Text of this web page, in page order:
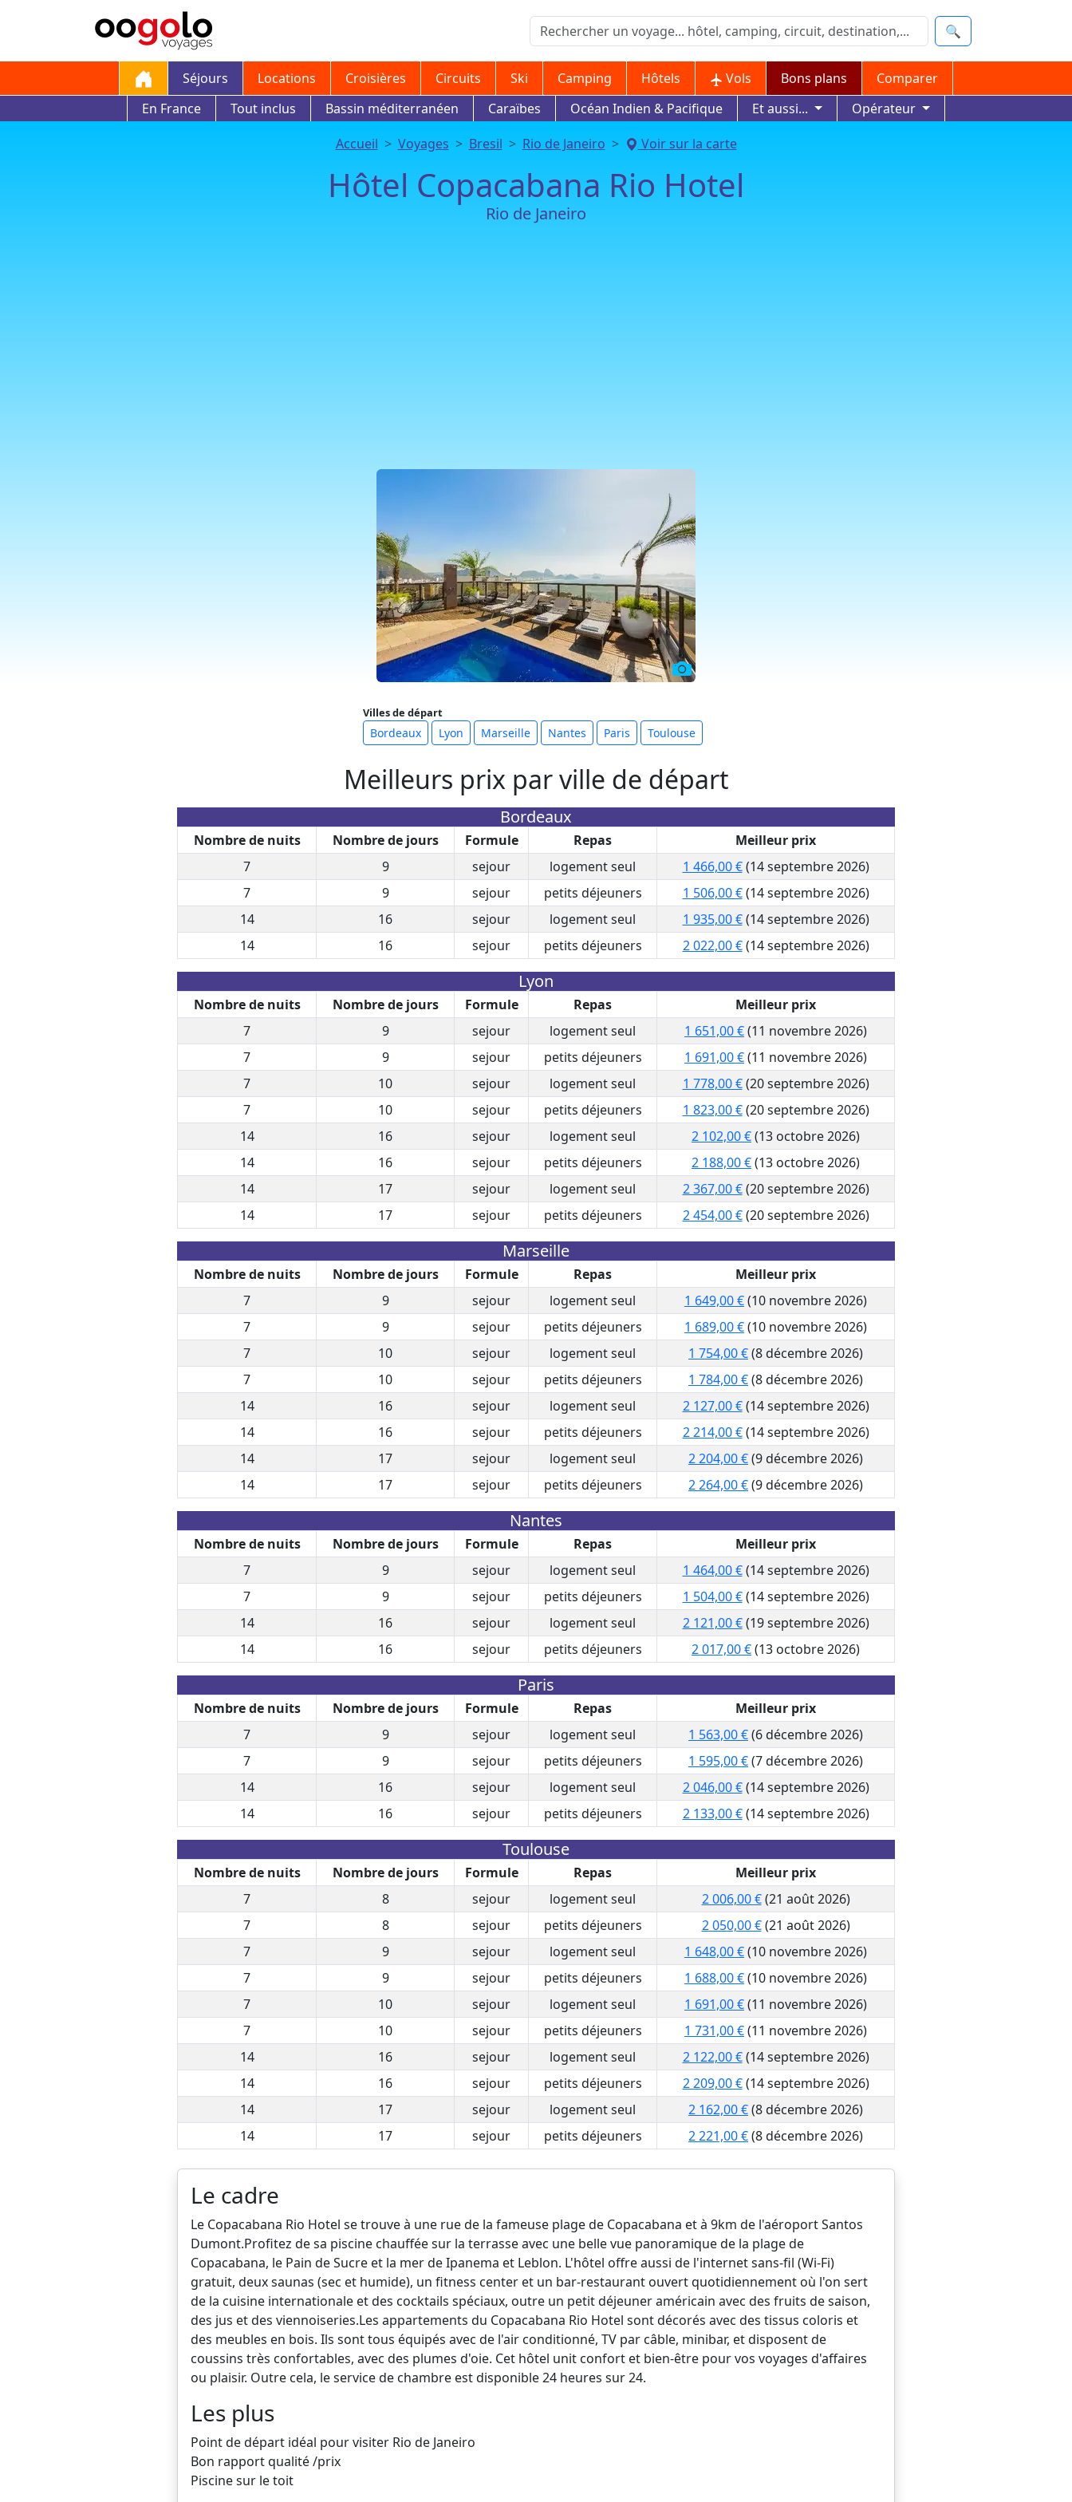
🔍
Séjours Locations Croisières Circuits Ski Camping Hôtels Vols Bons plans
Comparer
En France
Tout inclus Bassin méditerranéen Caraïbes Océan Indien & Pacifique Et aussi...
Opérateur
Accueil
Voyages Bresil Rio de Janeiro Voir sur la carte
Hôtel Copacabana Rio Hotel
Rio de Janeiro
Villes de départ
Bordeaux Lyon Marseille Nantes Paris Toulouse
Meilleurs prix par ville de départ
Bordeaux
Nombre de nuits Nombre de jours Formule Repas
Meilleur prix
7
9 sejour logement seul 1 466,00 €(14 septembre 2026)
7
9 sejour petits déjeuners 1 506,00 €(14 septembre 2026)
14
16 sejour logement seul 1 935,00 €(14 septembre 2026)
14
16 sejour petits déjeuners 2 022,00 €(14 septembre 2026)
Lyon
Nombre de nuits Nombre de jours Formule Repas
Meilleur prix
7
9 sejour logement seul 1 651,00 €(11 novembre 2026)
7
9 sejour petits déjeuners 1 691,00 €(11 novembre 2026)
7
10 sejour logement seul 1 778,00 €(20 septembre 2026)
7
10 sejour petits déjeuners 1 823,00 €(20 septembre 2026)
14
16 sejour logement seul 2 102,00 €(13 octobre 2026)
14
16 sejour petits déjeuners 2 188,00 €(13 octobre 2026)
14
17 sejour logement seul 2 367,00 €(20 septembre 2026)
14
17 sejour petits déjeuners 2 454,00 €(20 septembre 2026)
Marseille
Nombre de nuits Nombre de jours Formule Repas
Meilleur prix
7
9 sejour logement seul 1 649,00 €(10 novembre 2026)
7
9 sejour petits déjeuners 1 689,00 €(10 novembre 2026)
7
10 sejour logement seul 1 754,00 €(8 décembre 2026)
7
10 sejour petits déjeuners 1 784,00 €(8 décembre 2026)
14
16 sejour logement seul 2 127,00 €(14 septembre 2026)
14
16 sejour petits déjeuners 2 214,00 €(14 septembre 2026)
14
17 sejour logement seul 2 204,00 €(9 décembre 2026)
14
17 sejour petits déjeuners 2 264,00 €(9 décembre 2026)
Nantes
Nombre de nuits Nombre de jours Formule Repas
Meilleur prix
7
9 sejour logement seul 1 464,00 €(14 septembre 2026)
7
9 sejour petits déjeuners 1 504,00 €(14 septembre 2026)
14
16 sejour logement seul 2 121,00 €(19 septembre 2026)
14
16 sejour petits déjeuners 2 017,00 €(13 octobre 2026)
Paris
Nombre de nuits Nombre de jours Formule Repas
Meilleur prix
7
9 sejour logement seul 1 563,00 €(6 décembre 2026)
7
9 sejour petits déjeuners 1 595,00 €(7 décembre 2026)
14
16 sejour logement seul 2 046,00 €(14 septembre 2026)
14
16 sejour petits déjeuners 2 133,00 €(14 septembre 2026)
Toulouse
Nombre de nuits Nombre de jours Formule Repas
Meilleur prix
7
8 sejour logement seul 2 006,00 €(21 août 2026)
7
8 sejour petits déjeuners 2 050,00 €(21 août 2026)
7
9 sejour logement seul 1 648,00 €(10 novembre 2026)
7
9 sejour petits déjeuners 1 688,00 €(10 novembre 2026)
7
10 sejour logement seul 1 691,00 €(11 novembre 2026)
7
10 sejour petits déjeuners 1 731,00 €(11 novembre 2026)
14
16 sejour logement seul 2 122,00 €(14 septembre 2026)
14
16 sejour petits déjeuners 2 209,00 €(14 septembre 2026)
14
17 sejour logement seul 2 162,00 €(8 décembre 2026)
14
17 sejour petits déjeuners 2 221,00 €(8 décembre 2026)
Le cadre
Le Copacabana Rio Hotel se trouve à une rue de la fameuse plage de Copacabana et à 9km de l'aéroport Santos
Dumont.Profitez de sa piscine chauffée sur la terrasse avec une belle vue panoramique de la plage de
Copacabana, le Pain de Sucre et la mer de Ipanema et Leblon. L'hôtel offre aussi de l'internet sans-fil (Wi-Fi)
gratuit, deux saunas (sec et humide), un fitness center et un bar-restaurant ouvert quotidiennement où l'on sert
de la cuisine internationale et des cocktails spéciaux, outre un petit déjeuner américain avec des fruits de saison,
des jus et des viennoiseries.Les appartements du Copacabana Rio Hotel sont décorés avec des tissus coloris et
des meubles en bois. Ils sont tous équipés avec de l'air conditionné, TV par câble, minibar, et disposent de
coussins très confortables, avec des plumes d'oie. Cet hôtel unit confort et bien-être pour vos voyages d'affaires
ou plaisir. Outre cela, le service de chambre est disponible 24 heures sur 24.
Les plus
Point de départ idéal pour visiter Rio de Janeiro
Bon rapport qualité /prix
Piscine sur le toit